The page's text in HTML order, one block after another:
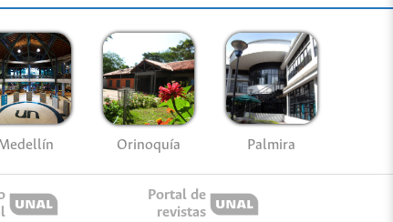
Orinoquía Palmira
Portal de
revistas